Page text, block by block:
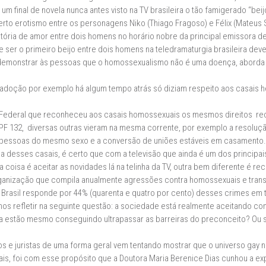
final de novela nunca antes visto na TV brasileira o tão famigerado
erotismo entre os personagens Niko (Thiago Fragoso) e Félix (Mateus
de amor entre dois homens no horário nobre da principal emissora
o primeiro beijo entre dois homens na teledramaturgia brasileira
às pessoas que o homossexualismo não é uma doença,
por exemplo há algum tempo atrás só diziam respeito aos casais
que reconheceu aos casais homossexuais os mesmos direitos
132, diversas outras vieram na mesma corrente, por exemplo a
do mesmo sexo e a conversão de uniões estáveis em casamento.
casais, é certo que com a televisão que ainda é um dos
coisa é aceitar as novidades lá na telinha da TV, outra bem diferente é
que compila anualmente agressões contra homossexuais e
responde por 44% (quarenta e quatro por cento) desses crimes em
refletir na seguinte questão: a sociedade está realmente aceitando
estão mesmo conseguindo ultrapassar as barreiras do preconceito?
juristas de uma forma geral vem tentando mostrar que o universo gay
foi com esse propósito que a Doutora Maria Berenice Dias cunhou a